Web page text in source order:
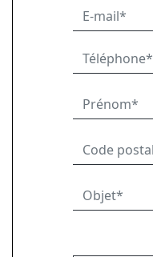
E-mail
Téléphone
Prénom
Code postal
Objet